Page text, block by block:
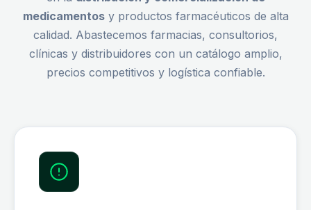
medicamentosy productos farmacéuticos de alta
calidad. Abastecemos farmacias, consultorios,
clínicas y distribuidores con un catálogo amplio,
precios competitivos y logística confiable.